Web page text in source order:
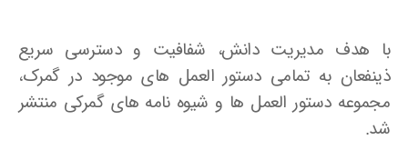
با هدف مدیریت دانش، شفافیت و دسترسی سریع
ذینفعان به تمامی دستور العمل های موجود در گمرک،
مجموعه دستور العمل ها و شیوه نامه های گمرکی منتشر
شد.